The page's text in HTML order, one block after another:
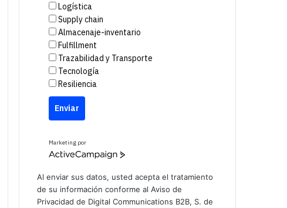
Logística
Supply chain
Almacenaje-inventario
Fulfillment
Trazabilidad y Transporte
Tecnología
Resiliencia
Enviar
Marketing por
A
v
e
Al enviar sus datos, usted acepta el tratamiento
de su información conforme alAviso de
Privacidad de Digital Communications B2B, S. de